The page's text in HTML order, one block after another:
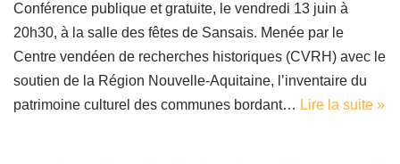
Conférence publique et gratuite, le vendredi 13 juin à
20h30, à la salle des fêtes de Sansais. Menée par le
Centre vendéen de recherches historiques (CVRH) avec le
soutien de la Région Nouvelle-Aquitaine, l’inventaire du
patrimoine culturel des communes bordant… Lire la suite »